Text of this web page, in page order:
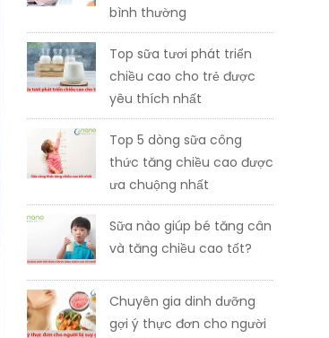
bình thường
Top sữa tươi phát triển
chiều cao cho trẻ được
yêu thích nhất
Top 5 dòng sữa công
thức tăng chiều cao được
ưa chuộng nhất
Sữa nào giúp bé tăng cân
và tăng chiều cao tốt?
Chuyên gia dinh dưỡng
gợi ý thực đơn cho người